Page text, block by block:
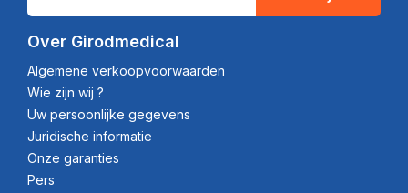
Over Girodmedical
Algemene verkoopvoorwaarden
Wie zijn wij ?
Uw persoonlijke gegevens
Juridische informatie
Onze garanties
Pers